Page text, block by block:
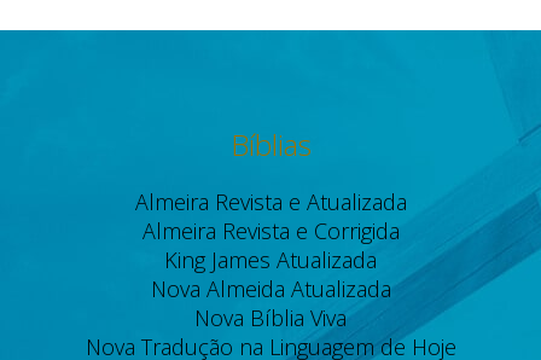
Bíblias
Almeira Revista e Atualizada
Almeira Revista e Corrigida
King James Atualizada
Nova Almeida Atualizada
Nova Bíblia Viva
Nova Tradução na Linguagem de Hoje